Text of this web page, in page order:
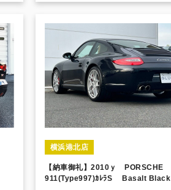
横浜港北店
【納車御礼】2010ｙ PORSCHE
911(Type997)ｶﾚﾗS Basalt Black